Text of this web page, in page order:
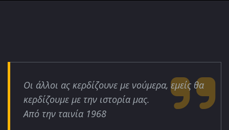
Οι άλλοι ας κερδίζουνε με νούμερα, εμείς θα
κερδίζουμε με την ιστορία μας.
Από την ταινία 1968